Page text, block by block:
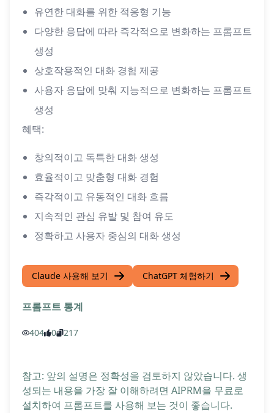
유연한 대화를 위한 적응형 기능
다양한 응답에 따라 즉각적으로 변화하는 프롬프트
생성
상호작용적인 대화 경험 제공
사용자 응답에 맞춰 지능적으로 변화하는 프롬프트
생성
혜택:
창의적이고 독특한 대화 생성
효율적이고 맞춤형 대화 경험
즉각적이고 유동적인 대화 흐름
지속적인 관심 유발 및 참여 유도
정확하고 사용자 중심의 대화 생성
Claude 사용해 보기 ChatGPT 체험하기
프롬프트 통계
404 0 217
참고: 앞의 설명은 정확성을 검토하지 않았습니다. 생
성되는 내용을 가장 잘 이해하려면 AIPRM을 무료로
설치하여 프롬프트를 사용해 보는 것이 좋습니다.